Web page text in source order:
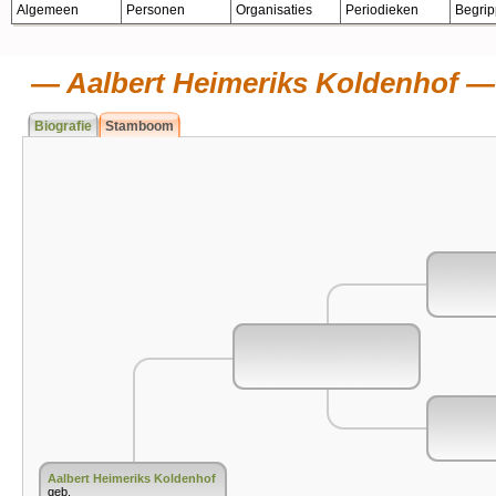
Algemeen Personen Organisaties Periodieken
Aalbert Heimeriks Koldenhof
Biografie Stamboom
Aalbert Heimeriks Koldenhof
geb.